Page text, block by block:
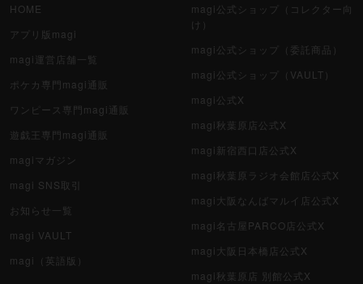
HOME
アプリ版magi
magi運営店舗一覧
ポケカ専門magi通販
ワンピース専門magi通販
遊戯王専門magi通販
magiマガジン
magi SNS取引
お知らせ一覧
magi VAULT
magi（英語版）
magi公式ショップ（コレクター向
け）
magi公式ショップ（委託商品）
magi公式ショップ（VAULT）
magi公式X
magi秋葉原店公式X
magi新宿西口店公式X
magi秋葉原ラジオ会館店公式X
magi大阪なんばマルイ店公式X
magi名古屋PARCO店公式X
magi大阪日本橋店公式X
magi秋葉原店 別館公式X